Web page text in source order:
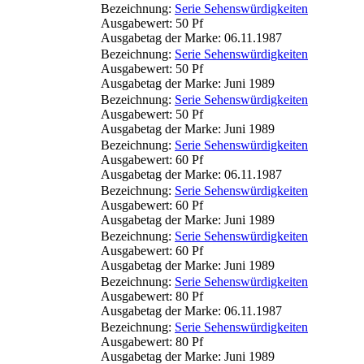
Bezeichnung: Serie Sehenswürdigkeiten
Ausgabewert: 50 Pf
Ausgabetag der Marke: 06.11.1987
Bezeichnung: Serie Sehenswürdigkeiten
Ausgabewert: 50 Pf
Ausgabetag der Marke: Juni 1989
Bezeichnung: Serie Sehenswürdigkeiten
Ausgabewert: 50 Pf
Ausgabetag der Marke: Juni 1989
Bezeichnung: Serie Sehenswürdigkeiten
Ausgabewert: 60 Pf
Ausgabetag der Marke: 06.11.1987
Bezeichnung: Serie Sehenswürdigkeiten
Ausgabewert: 60 Pf
Ausgabetag der Marke: Juni 1989
Bezeichnung: Serie Sehenswürdigkeiten
Ausgabewert: 60 Pf
Ausgabetag der Marke: Juni 1989
Bezeichnung: Serie Sehenswürdigkeiten
Ausgabewert: 80 Pf
Ausgabetag der Marke: 06.11.1987
Bezeichnung: Serie Sehenswürdigkeiten
Ausgabewert: 80 Pf
Ausgabetag der Marke: Juni 1989